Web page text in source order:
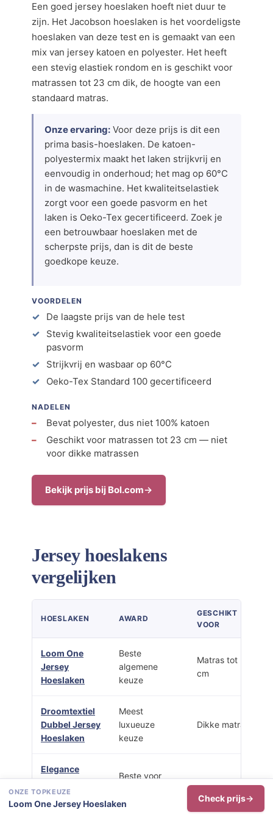
Een goed jersey hoeslaken hoeft niet duur te
zijn. Het Jacobson hoeslaken is het voordeligste
hoeslaken van deze test en is gemaakt van een
mix van jersey katoen en polyester. Het heeft
een stevig elastiek rondom en is geschikt voor
matrassen tot 23 cm dik, de hoogte van een
standaard matras.
Onze ervaring: Voor deze prijs is dit een
prima basis-hoeslaken. De katoen-
polyestermix maakt het laken strijkvrij en
eenvoudig in onderhoud; het mag op 60°C
in de wasmachine. Het kwaliteitselastiek
zorgt voor een goede pasvorm en het
laken is Oeko-Tex gecertificeerd. Zoek je
een betrouwbaar hoeslaken met de
scherpste prijs, dan is dit de beste
goedkope keuze.
VOORDELEN
De laagste prijs van de hele test
Stevig kwaliteitselastiek voor een goede
pasvorm
Strijkvrij en wasbaar op 60°C
Oeko-Tex Standard 100 gecertificeerd
NADELEN
Bevat polyester, dus niet 100% katoen
Geschikt voor matrassen tot 23 cm — niet
voor dikke matrassen
Bekijk prijs bij Bol.com
Jersey hoeslakens
vergelijken
HOESLAKEN AWARD
GESCHIKT
VOOR
Loom One
Jersey
Hoeslaken
Beste
algemene
keuze
Matras tot 35
cm
Droomtextiel
Dubbel Jersey
Hoeslaken
Meest
luxueuze
keuze
Dikke matras
Elegance
Hoeslaken
35cm Hoge
Hoek
Beste voor
matrassen
Matras, topper,
boxspring
ONZE TOPKEUZE
Loom One Jersey Hoeslaken Check prijs